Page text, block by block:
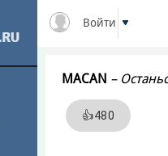
Войти
MACAN –
👍480